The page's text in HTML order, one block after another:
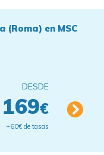
(Roma) en MSC
DESDE
169€
+60€ de tasas